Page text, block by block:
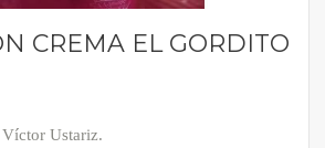
CREMA EL GORDITO
Ustariz.